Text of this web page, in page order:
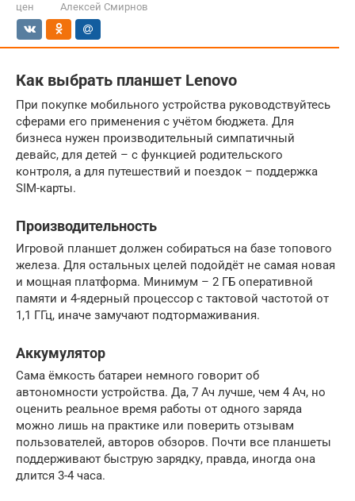
цен
Алексей Смирнов
Как выбрать планшет Lenovo
При покупке мобильного устройства руководствуйтесь
сферами его применения с учётом бюджета. Для
бизнеса нужен производительный симпатичный
девайс, для детей – с функцией родительского
контроля, а для путешествий и поездок – поддержка
SIM-карты.
Производительность
Игровой планшет должен собираться на базе топового
железа. Для остальных целей подойдёт не самая новая
и мощная платформа. Минимум – 2 ГБ оперативной
памяти и 4-ядерный процессор с тактовой частотой от
1,1 ГГц, иначе замучают подтормаживания.
Аккумулятор
Сама ёмкость батареи немного говорит об
автономности устройства. Да, 7 Ач лучше, чем 4 Ач, но
оценить реальное время работы от одного заряда
можно лишь на практике или поверить отзывам
пользователей, авторов обзоров. Почти все планшеты
поддерживают быструю зарядку, правда, иногда она
длится 3-4 часа.